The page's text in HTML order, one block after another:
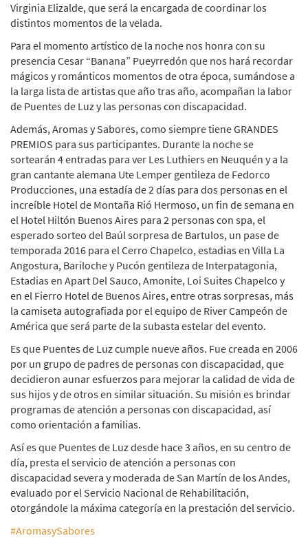
Virginia Elizalde, que será la encargada de coordinar los
distintos momentos de la velada.
Para el momento artístico de la noche nos honra con su
presencia Cesar “Banana” Pueyrredón que nos hará recordar
mágicos y románticos momentos de otra época, sumándose a
la larga lista de artistas que año tras año, acompañan la labor
de Puentes de Luz y las personas con discapacidad.
Además, Aromas y Sabores, como siempre tiene GRANDES
PREMIOS para sus participantes. Durante la noche se
sortearán 4 entradas para ver Les Luthiers en Neuquén y a la
gran cantante alemana Ute Lemper gentileza de Fedorco
Producciones, una estadía de 2 días para dos personas en el
increíble Hotel de Montaña Rió Hermoso, un fin de semana en
el Hotel Hiltón Buenos Aires para 2 personas con spa, el
esperado sorteo del Baúl sorpresa de Bartulos, un pase de
temporada 2016 para el Cerro Chapelco, estadias en Villa La
Angostura, Bariloche y Pucón gentileza de Interpatagonia,
Estadias en Apart Del Sauco, Amonite, Loi Suites Chapelco y
en el Fierro Hotel de Buenos Aires, entre otras sorpresas, más
la camiseta autografiada por el equipo de River Campeón de
América que será parte de la subasta estelar del evento.
Es que Puentes de Luz cumple nueve años. Fue creada en 2006
por un grupo de padres de personas con discapacidad, que
decidieron aunar esfuerzos para mejorar la calidad de vida de
sus hijos y de otros en similar situación. Su misión es brindar
programas de atención a personas con discapacidad, así
como orientación a familias.
Así es que Puentes de Luz desde hace 3 años, en su centro de
día, presta el servicio de atención a personas con
discapacidad severa y moderada de San Martín de los Andes,
evaluado por el Servicio Nacional de Rehabilitación,
otorgándole la máxima categoría en la prestación del servicio.
‪#‎AromasySabores‬